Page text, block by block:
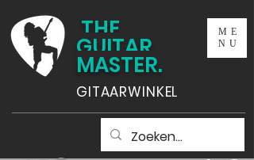
THE
GUITAR
MASTER.
GITAARWINKEL
ME
NU